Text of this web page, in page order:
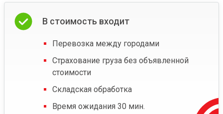
В стоимость входит
Перевозка между городами
Страхование груза без объявленной
стоимости
Складская обработка
Время ожидания 30 мин.